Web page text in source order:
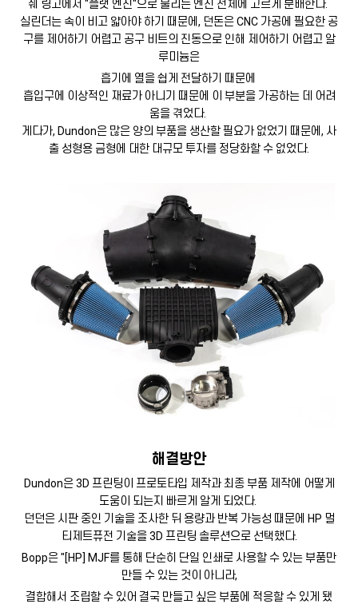
쉐 링고에서 "플랫 엔진"으로 불리는 엔진 전체에 고르게 분배한다.
실린더는 속이 비고 얇아야 하기 때문에, 던돈은 CNC 가공에 필요한 공
구를 제어하기 어렵고 공구 비트의 진동으로 인해 제어하기 어렵고 알
루미늄은
흡기에 열을 쉽게 전달하기 때문에
흡입구에 이상적인 재료가 아니기 때문에 이 부분을 가공하는 데 어려
움을 겪었다.
게다가, Dundon은 많은 양의 부품을 생산할 필요가 없었기 때문에, 사
출 성형용 금형에 대한 대규모 투자를 정당화할 수 없었다.
해결방안
Dundon은 3D 프린팅이 프로토타입 제작과 최종 부품 제작에 어떻게
도움이 되는지 빠르게 알게 되었다.
던던은 시판 중인 기술을 조사한 뒤 용량과 반복 가능성 때문에 HP 멀
티제트퓨전 기술을 3D 프린팅 솔루션으로 선택했다.
Bopp은 "[HP] MJF를 통해 단순히 단일 인쇄로 사용할 수 있는 부품만
만들 수 있는 것이 아니라,
결합해서 조립할 수 있어 결국 만들고 싶은 부품에 적응할 수 있게 됐